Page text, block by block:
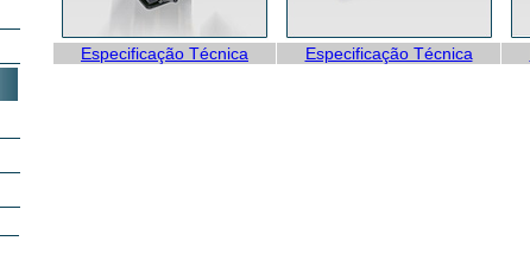
Especificação Técnica Especificação Técnica